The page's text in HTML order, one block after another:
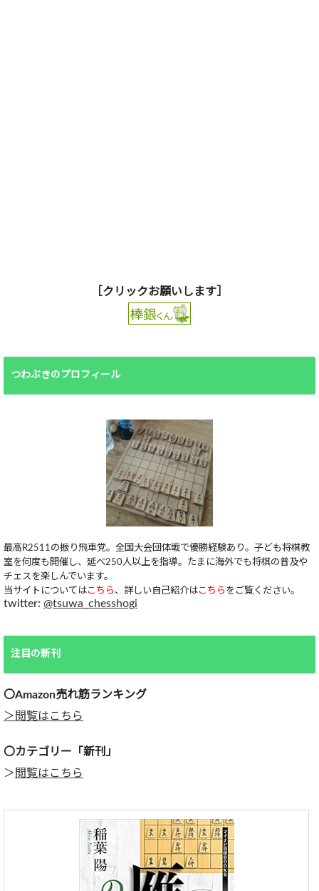
［クリックお願いします］
つわぶきのプロフィール
最高R2511の振り飛車党。全国大会団体戦で優勝経験あり。子ども将棋教
室を何度も開催し、延べ250人以上を指導。たまに海外でも将棋の普及や
チェスを楽しんでいます。
当サイトについてはこちら 、詳しい自己紹介はこちら をご覧ください。
twitter: @tsuwa_chesshogi
注目の新刊
〇Amazon売れ筋ランキング
＞閲覧はこちら
〇カテゴリー「新刊」
＞ 閲覧はこちら